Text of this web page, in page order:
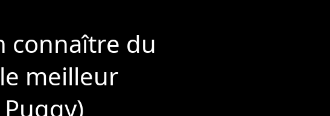
connaître du
meilleur